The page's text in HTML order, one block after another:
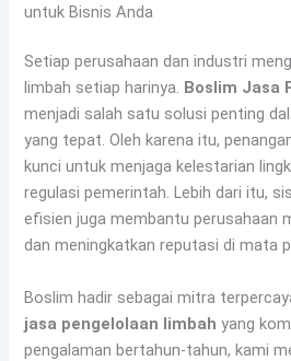
untuk Bisnis Anda
Setiap perusahaan dan industri
limbah setiap harinya. Boslim Jasa
menjadi salah satu solusi penting
yang tepat. Oleh karena itu,
kunci untuk menjaga kelestarian
regulasi pemerintah. Lebih dari itu,
efisien juga membantu perusahaan
dan meningkatkan reputasi di mata
Boslim hadir sebagai mitra
jasa pengelolaan limbah yang
pengalaman bertahun-tahun, kami